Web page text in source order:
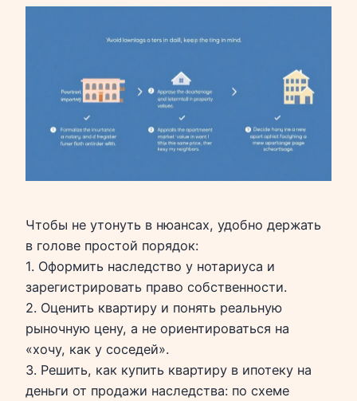
Чтобы не утонуть в нюансах, удобно держать
в голове простой порядок:
1. Оформить наследство у нотариуса и
зарегистрировать право собственности.
2. Оценить квартиру и понять реальную
рыночную цену, а не ориентироваться на
«хочу, как у соседей».
3. Решить, как купить квартиру в ипотеку на
деньги от продажи наследства: по схеме